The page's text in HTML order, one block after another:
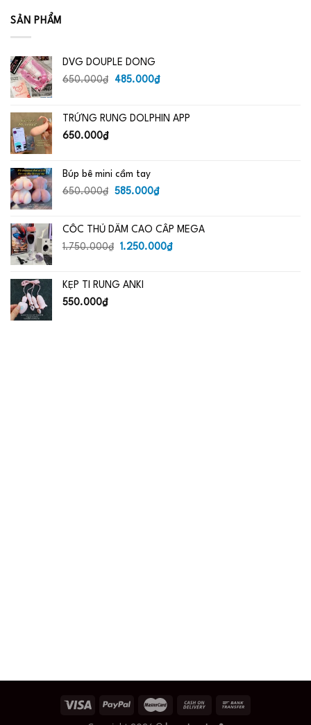
SẢN PHẨM
DVG DOUPLE DONG
650.000₫
Giá
650.000₫.
485.000₫Giá
là:
TRỨNG RUNG DOLPHIN APP
650.000₫
Búp bê mini cầm tay
650.000₫
Giá
650.000₫.
585.000₫Giá
là:
585.000₫.
CỐC THỦ DÂM CAO CẤP MEGA
1.750.000₫
Giá
1.750.000₫.
1.250.000₫Giá
KẸP TI RUNG ANKI
550.000₫